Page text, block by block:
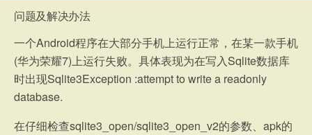
问题及解决办法
一个Android程序在大部分手机上运行正常，在某一款手机
(华为荣耀7)上运行失败。具体表现为在写入Sqlite数据库
时出现Sqlite3Exception :attempt to write a readonly
database.
在仔细检查sqlite3_open/sqlite3_open_v2的参数、apk的